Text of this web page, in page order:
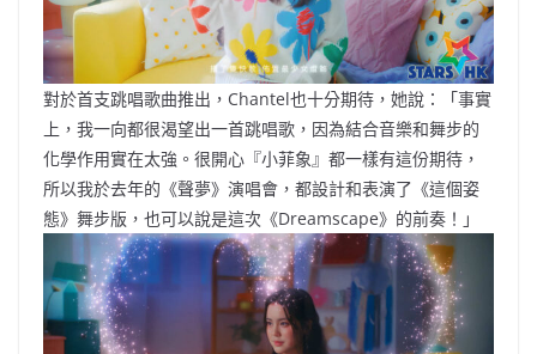
對於首支跳唱歌曲推出，Chantel也十分期待，她說：「事實
上，我一向都很渴望出一首跳唱歌，因為結合音樂和舞步的
化學作用實在太強。很開心『小菲象』都一樣有這份期待，
所以我於去年的《聲夢》演唱會，都設計和表演了《這個姿
態》舞步版，也可以說是這次《Dreamscape》的前奏！」